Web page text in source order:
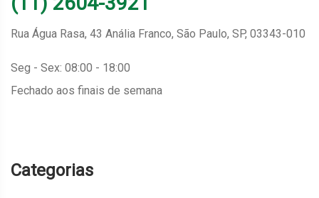
Rua Água Rasa, 43 Anália Franco, São Paulo, SP, 03343-010
Seg - Sex: 08:00 - 18:00
Fechado aos finais de semana
Categorias